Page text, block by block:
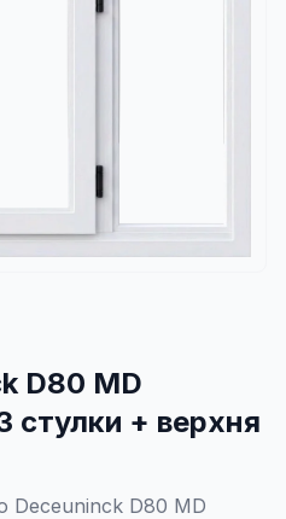
D80 MD
стулки + верхня
Deceuninck D80 MD